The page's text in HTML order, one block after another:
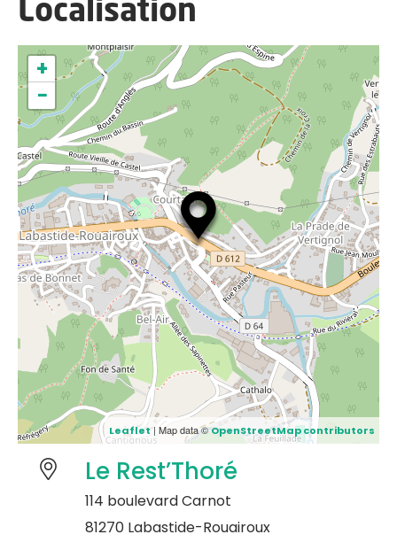
Localisation
+
−
Leaflet| Map data ©OpenStreetMap contributors
Le Rest’Thoré
114 boulevard Carnot
81270 Labastide-Rouairoux